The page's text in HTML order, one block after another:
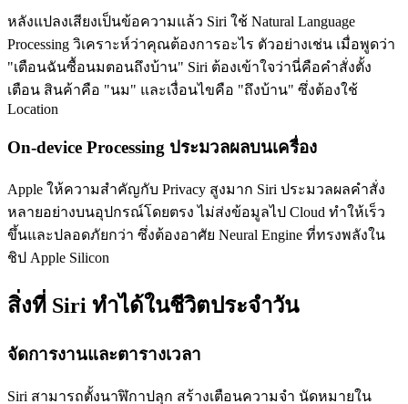
หลังแปลงเสียงเป็นข้อความแล้ว Siri ใช้ Natural Language
Processing วิเคราะห์ว่าคุณต้องการอะไร ตัวอย่างเช่น เมื่อพูดว่า
"เตือนฉันซื้อนมตอนถึงบ้าน" Siri ต้องเข้าใจว่านี่คือคำสั่งตั้ง
เตือน สินค้าคือ "นม" และเงื่อนไขคือ "ถึงบ้าน" ซึ่งต้องใช้
Location
On-device Processing ประมวลผลบนเครื่อง
Apple ให้ความสำคัญกับ Privacy สูงมาก Siri ประมวลผลคำสั่ง
หลายอย่างบนอุปกรณ์โดยตรง ไม่ส่งข้อมูลไป Cloud ทำให้เร็ว
ขึ้นและปลอดภัยกว่า ซึ่งต้องอาศัย Neural Engine ที่ทรงพลังใน
ชิป Apple Silicon
สิ่งที่ Siri ทำได้ในชีวิตประจำวัน
จัดการงานและตารางเวลา
Siri สามารถตั้งนาฬิกาปลุก สร้างเตือนความจำ นัดหมายใน